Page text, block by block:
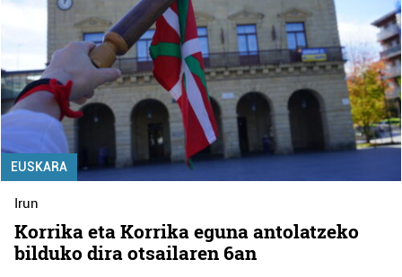
EUSKARA
Irun
Korrika eta Korrika eguna antolatzeko
bilduko dira otsailaren 6an